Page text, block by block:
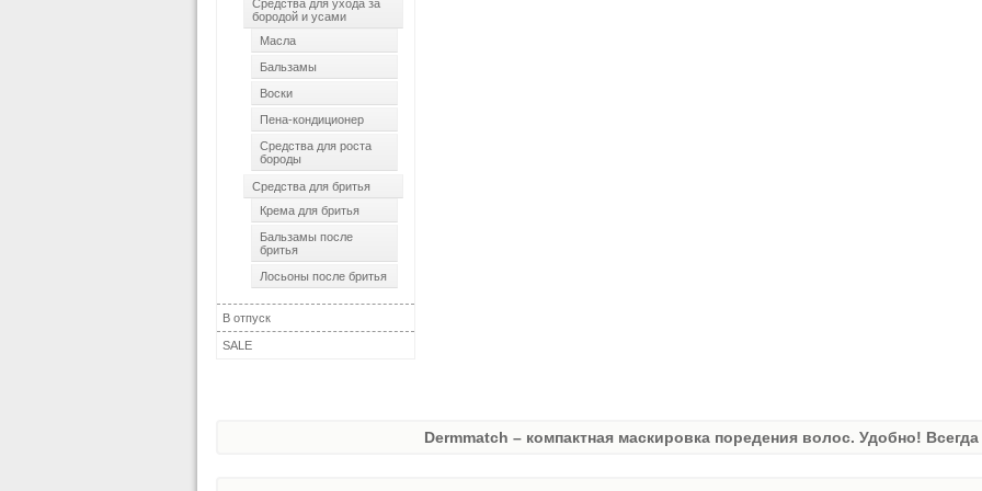
Средства для ухода за
бородой и усами
Масла
Бальзамы
Воски
Пена-кондиционер
Средства для роста
бороды
Средства для бритья
Крема для бритья
Бальзамы после
бритья
Лосьоны после бритья
В отпуск
SALE
Dermmatch – компактная маскировка поредения волос. Удобно!